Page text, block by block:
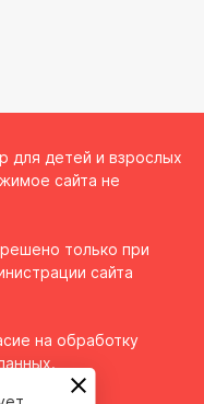
для детей и взрослых
сайта не
только при
сайта
на обработку